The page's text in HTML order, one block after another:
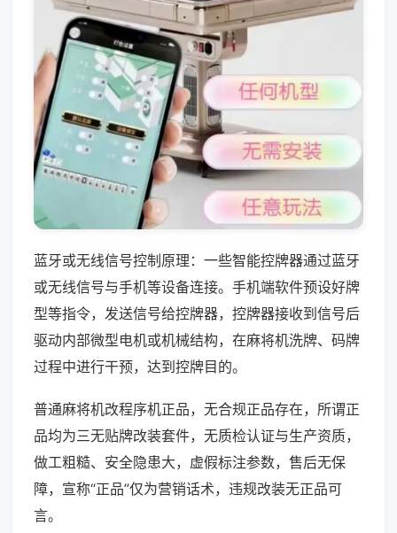
蓝牙或无线信号控制原理：一些智能控牌器通过蓝牙
或无线信号与手机等设备连接。手机端软件预设好牌
型等指令，发送信号给控牌器，控牌器接收到信号后
驱动内部微型电机或机械结构，在麻将机洗牌、码牌
过程中进行干预，达到控牌目的。
普通麻将机改程序机正品，无合规正品存在，所谓正
品均为三无贴牌改装套件，无质检认证与生产资质，
做工粗糙、安全隐患大，虚假标注参数，售后无保
障，宣称“正品”仅为营销话术，违规改装无正品可
言。